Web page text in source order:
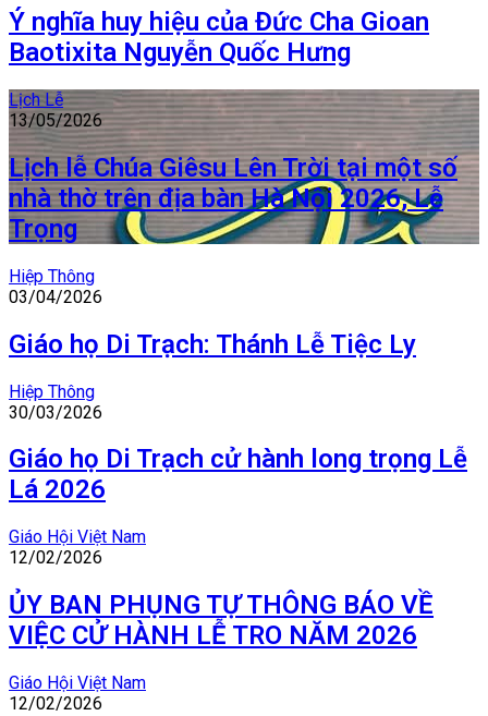
Ý nghĩa huy hiệu của Đức Cha Gioan
Baotixita Nguyễn Quốc Hưng
Lịch Lễ
13/05/2026
Lịch lễ Chúa Giêsu Lên Trời tại một số
nhà thờ trên địa bàn Hà Nội 2026, Lễ
Trọng
Hiệp Thông
03/04/2026
Giáo họ Di Trạch: Thánh Lễ Tiệc Ly
Hiệp Thông
30/03/2026
Giáo họ Di Trạch cử hành long trọng Lễ
Lá 2026
Giáo Hội Việt Nam
12/02/2026
ỦY BAN PHỤNG TỰ THÔNG BÁO VỀ
VIỆC CỬ HÀNH LỄ TRO NĂM 2026
Giáo Hội Việt Nam
12/02/2026